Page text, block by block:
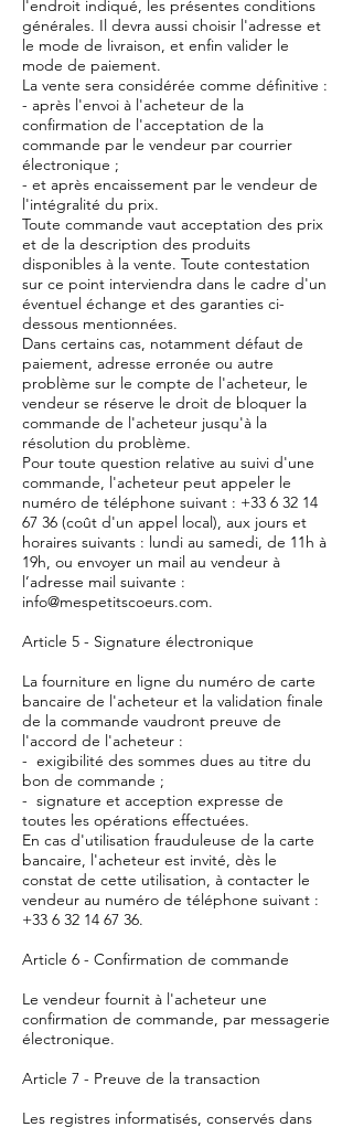
l'endroit indiqué, les présentes conditions
générales. Il devra aussi choisir l'adresse et
le mode de livraison, et enfin valider le
mode de paiement.
La vente sera considérée comme définitive :
- après l'envoi à l'acheteur de la
confirmation de l'acceptation de la
commande par le vendeur par courrier
électronique ;
- et après encaissement par le vendeur de
l'intégralité du prix.
Toute commande vaut acceptation des prix
et de la description des produits
disponibles à la vente. Toute contestation
sur ce point interviendra dans le cadre d'un
éventuel échange et des garanties ci-
dessous mentionnées.
Dans certains cas, notamment défaut de
paiement, adresse erronée ou autre
problème sur le compte de l'acheteur, le
vendeur se réserve le droit de bloquer la
commande de l'acheteur jusqu'à la
résolution du problème.
Pour toute question relative au suivi d'une
commande, l'acheteur peut appeler le
numéro de téléphone suivant : +33 6 32 14
67 36 (coût d'un appel local), aux jours et
horaires suivants : lundi au samedi, de 11h à
19h, ou envoyer un mail au vendeur à
l’adresse mail suivante :
info@mespetitscoeurs.com.
Article 5 - Signature électronique
La fourniture en ligne du numéro de carte
bancaire de l'acheteur et la validation finale
de la commande vaudront preuve de
l'accord de l'acheteur :
- exigibilité des sommes dues au titre du
bon de commande ;
- signature et acception expresse de
toutes les opérations effectuées.
En cas d'utilisation frauduleuse de la carte
bancaire, l'acheteur est invité, dès le
constat de cette utilisation, à contacter le
vendeur au numéro de téléphone suivant :
+33 6 32 14 67 36.
Article 6 - Confirmation de commande
Le vendeur fournit à l'acheteur une
confirmation de commande, par messagerie
électronique.
Article 7 - Preuve de la transaction
Les registres informatisés, conservés dans